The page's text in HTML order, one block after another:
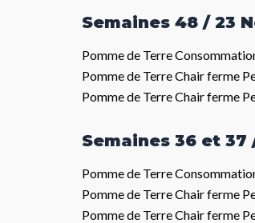
Semaines 48 / 23
Pomme de Terre
Pomme de Terre Chair ferme
Pomme de Terre Chair ferme
Semaines 36 et 37
Pomme de Terre
Pomme de Terre Chair ferme
Pomme de Terre Chair ferme